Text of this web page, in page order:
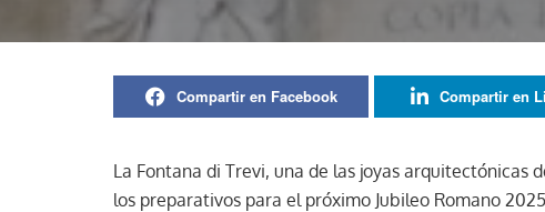
Compartir en Facebook Compartir en
La Fontana di Trevi, una de las joyas arquitectónicas
los preparativos para el próximo Jubileo Romano